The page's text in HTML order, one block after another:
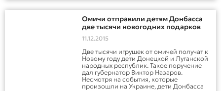
Омичи отправили детям Донбасса
две тысячи новогодних подарков
11.12.2015
Две тысячи игрушек от омичей получат к
Новому году дети Донецкой и Луганской
народных республик. Такое поручение
дал губернатор Виктор Назаров.
Несмотря на события, которые
произошли на Украине, дети Донбасса